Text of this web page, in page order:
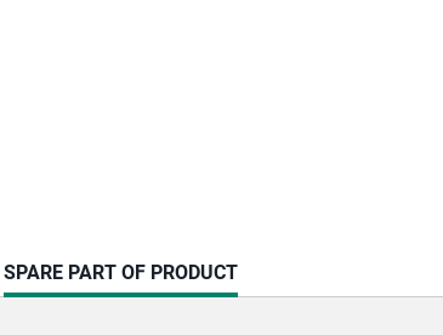
CURRENT
TAB:
SPARE PART OF PRODUCT